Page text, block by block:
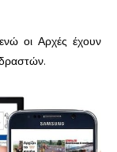
οι Αρχές έχουν